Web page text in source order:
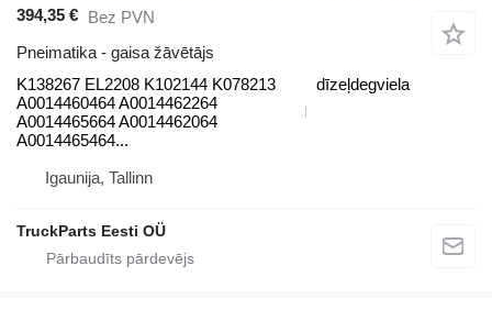
394,35 € Bez PVN
Pneimatika - gaisa žāvētājs
K138267 EL2208 K102144 K078213
A0014460464 A0014462264
A0014465664 A0014462064
A0014465464...
dīzeļdegviela
Igaunija, Tallinn
TruckParts Eesti OÜ